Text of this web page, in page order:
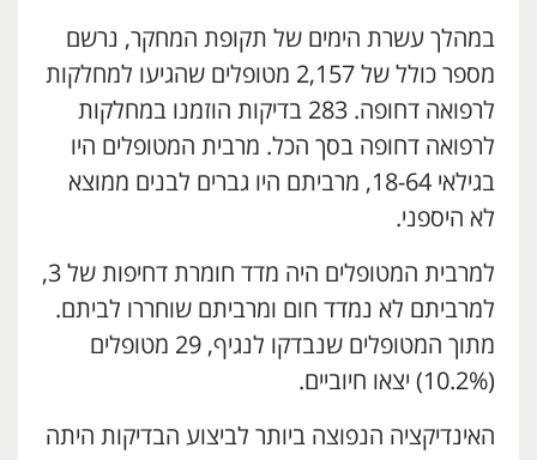
במהלך עשרת הימים של תקופת המחקר, נרשם
מספר כולל של 2,157 מטופלים שהגיעו למחלקות
לרפואה דחופה. 283 בדיקות הוזמנו במחלקות
לרפואה דחופה בסך הכל. מרבית המטופלים היו
בגילאי 18-64, מרביתם היו גברים לבנים ממוצא
לא היספני.
למרבית המטופלים היה מדד חומרת דחיפות של 3,
למרביתם לא נמדד חום ומרביתם שוחררו לביתם.
מתוך המטופלים שנבדקו לנגיף, 29 מטופלים
(10.2%) יצאו חיוביים.
האינדיקציה הנפוצה ביותר לביצוע הבדיקות היתה